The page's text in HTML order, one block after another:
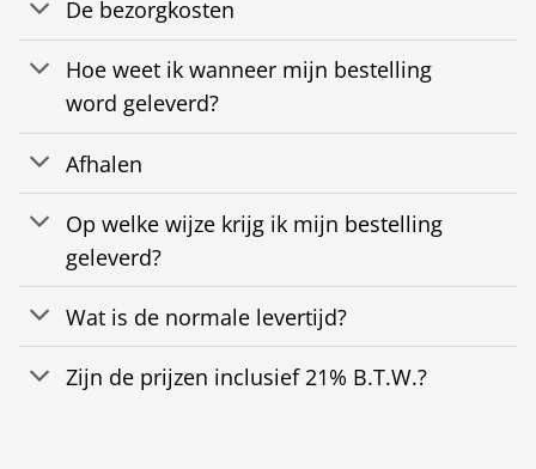
De bezorgkosten
Hoe weet ik wanneer mijn bestelling
word geleverd?
Afhalen
Op welke wijze krijg ik mijn bestelling
geleverd?
Wat is de normale levertijd?
Zijn de prijzen inclusief 21% B.T.W.?